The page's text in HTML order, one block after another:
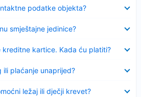
podatke objekta?
smještajne jedinice?
kreditne kartice. Kada ću platiti?
ili plaćanje unaprijed?
ležaj ili dječji krevet?